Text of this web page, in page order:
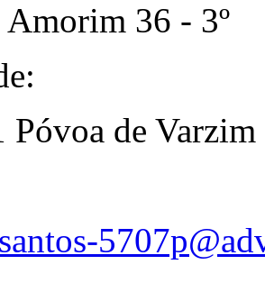
Amorim 36 - 3º
Póvoa de Varzim